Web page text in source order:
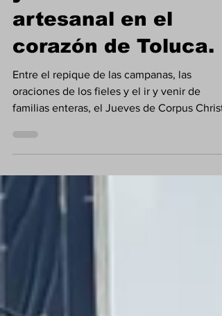
y resistencia
artesanal en el
corazón de Toluca.
Entre el repique de las campanas, las
oraciones de los fieles y el ir y venir de
familias enteras, el Jueves de Corpus Christi
también se convierte en un encuentro con
raíces culturales de México.